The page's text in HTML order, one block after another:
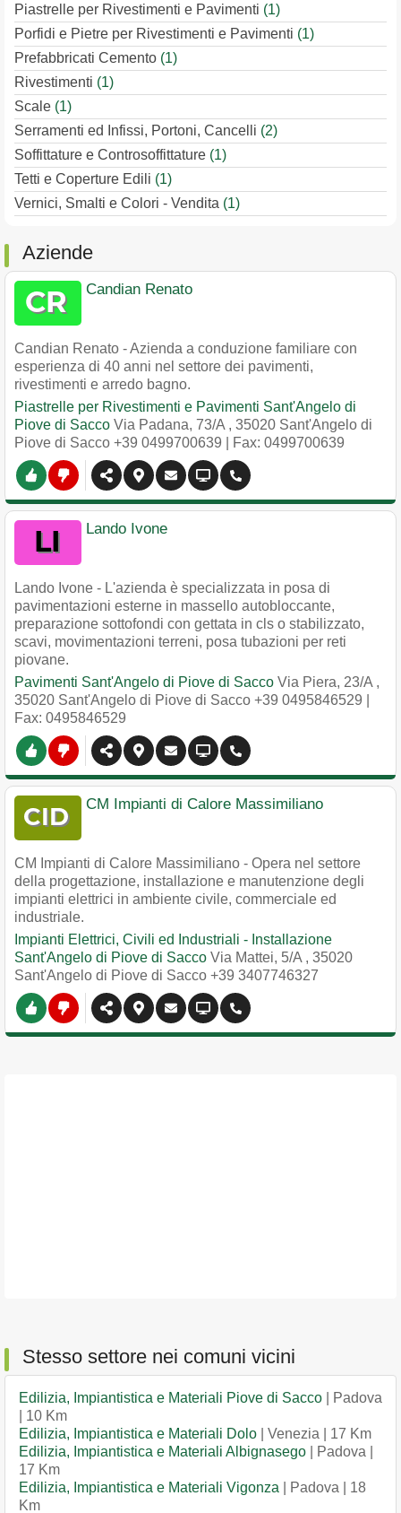
Piastrelle per Rivestimenti e Pavimenti (1)
Porfidi e Pietre per Rivestimenti e Pavimenti (1)
Prefabbricati Cemento (1)
Rivestimenti (1)
Scale (1)
Serramenti ed Infissi, Portoni, Cancelli (2)
Soffittature e Controsoffittature (1)
Tetti e Coperture Edili (1)
Vernici, Smalti e Colori - Vendita (1)
Aziende
Candian Renato
Candian Renato - Azienda a conduzione familiare con
esperienza di 40 anni nel settore dei pavimenti,
rivestimenti e arredo bagno.
Piastrelle per Rivestimenti e Pavimenti Sant'Angelo di
Piove di Sacco Via Padana, 73/A , 35020 Sant'Angelo di
Piove di Sacco +39 0499700639 | Fax: 0499700639
Lando Ivone
Lando Ivone - L'azienda è specializzata in posa di
pavimentazioni esterne in massello autobloccante,
preparazione sottofondi con gettata in cls o stabilizzato,
scavi, movimentazioni terreni, posa tubazioni per reti
piovane.
Pavimenti Sant'Angelo di Piove di Sacco Via Piera, 23/A ,
35020 Sant'Angelo di Piove di Sacco +39 0495846529
Fax: 0495846529
CM Impianti di Calore Massimiliano
CM Impianti di Calore Massimiliano - Opera nel settore
della progettazione, installazione e manutenzione degli
impianti elettrici in ambiente civile, commerciale ed
industriale.
Impianti Elettrici, Civili ed Industriali - Installazione
Sant'Angelo di Piove di Sacco Via Mattei, 5/A , 35020
Sant'Angelo di Piove di Sacco +39 3407746327
Stesso settore nei comuni vicini
Edilizia, Impiantistica e Materiali Piove di Sacco | Padova
| 10 Km
Edilizia, Impiantistica e Materiali Dolo | Venezia | 17 Km
Edilizia, Impiantistica e Materiali Albignasego | Padova |
17 Km
Edilizia, Impiantistica e Materiali Vigonza | Padova | 18
Km